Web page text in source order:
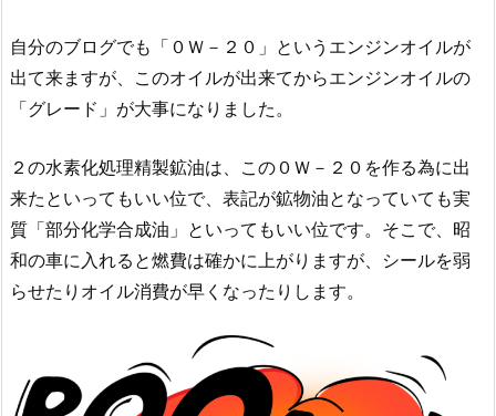
自分のブログでも「０Ｗ－２０」というエンジンオイルが
出て来ますが、このオイルが出来てからエンジンオイルの
「グレード」が大事になりました。
２の水素化処理精製鉱油は、この０Ｗ－２０を作る為に出
来たといってもいい位で、表記が鉱物油となっていても実
質「部分化学合成油」といってもいい位です。そこで、昭
和の車に入れると燃費は確かに上がりますが、シールを弱
らせたりオイル消費が早くなったりします。